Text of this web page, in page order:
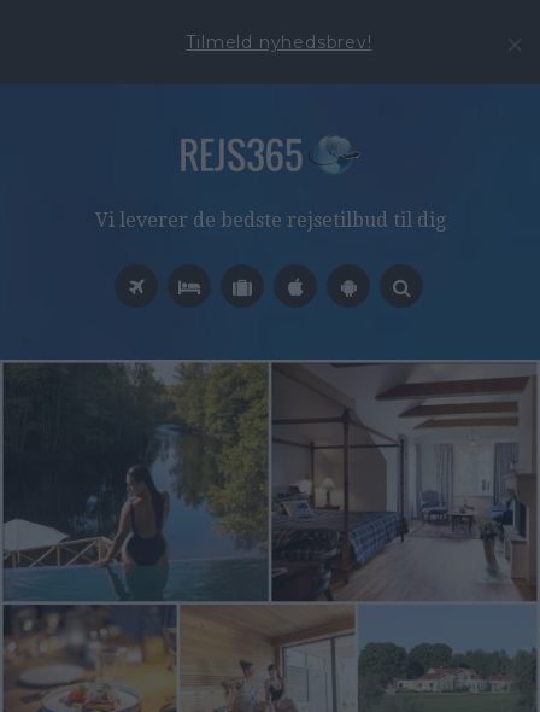
Tilmeld nyhedsbrev!
Vi leverer de bedste rejsetilbud til dig